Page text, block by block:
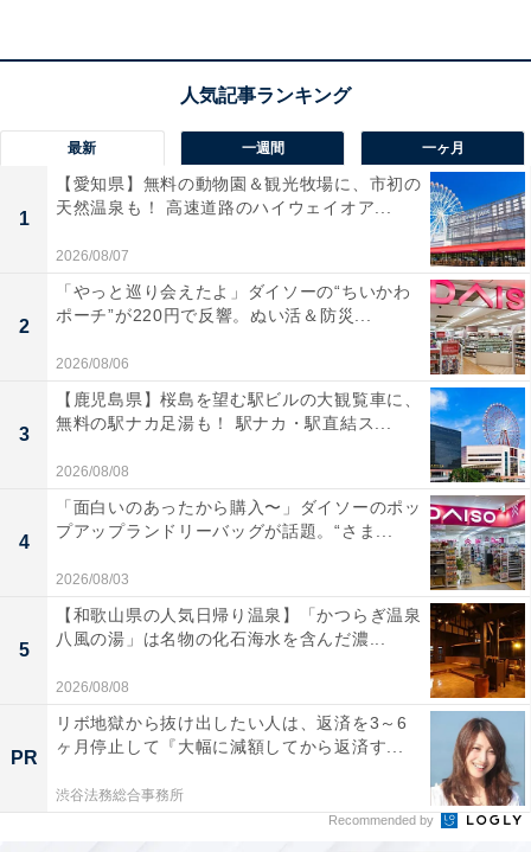
楽天トラベルでホテルを見る
「盛岡つなぎ温泉 愛真館」の口コミは？
「盛岡つなぎ温泉 愛真館」には、以下のような口コミが
最新 一週間 一ヶ月
1
【愛知県】無料の動物園＆観光牧場に、市初の
天然温泉も！ 高速道路のハイウェイオア...
2026/08/07
2
「やっと巡り会えたよ」ダイソーの“ちいかわ
ポーチ”が220円で反響。ぬい活＆防災...
2026/08/06
3
【鹿児島県】桜島を望む駅ビルの大観覧車に、
無料の駅ナカ足湯も！ 駅ナカ・駅直結ス...
2026/08/08
4
「面白いのあったから購入〜」ダイソーのポッ
プアップランドリーバッグが話題。“さま...
2026/08/03
5
【和歌山県の人気日帰り温泉】「かつらぎ温泉
八風の湯」は名物の化石海水を含んだ濃...
2026/08/08
PR
リボ地獄から抜け出したい人は、返済を3～6
ヶ月停止して『大幅に減額してから返済す...
渋谷法務総合事務所
Recommended by